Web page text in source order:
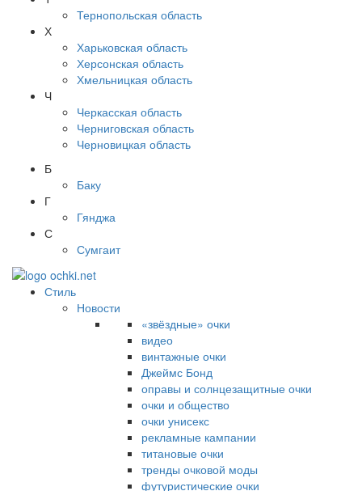
Тернопольская область
Х
Харьковская область
Херсонская область
Хмельницкая область
Ч
Черкасская область
Черниговская область
Черновицкая область
Б
Баку
Г
Гянджа
С
Сумгаит
Стиль
Новости
«звёздные» очки
видео
винтажные очки
Джеймс Бонд
оправы и солнцезащитные очки
очки и общество
очки унисекс
рекламные кампании
титановые очки
тренды очковой моды
футуристические очки